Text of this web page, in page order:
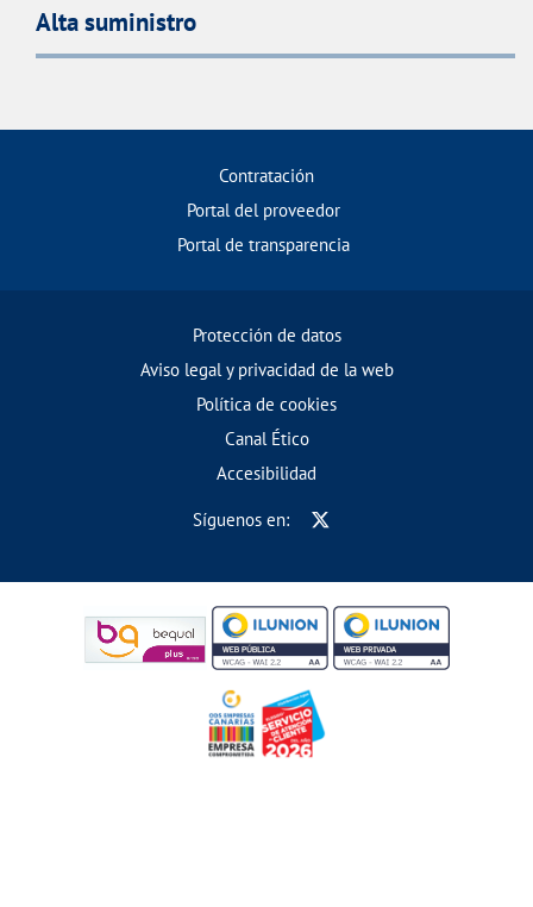
Alta suministro
Contratación
Portal del proveedor
Portal de transparencia
Protección de datos
Aviso legal y privacidad de la web
Política de cookies
Canal Ético
Accesibilidad
Síguenos en: